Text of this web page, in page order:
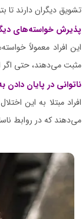
تشویق دیگران دارند تا
پذیرش خواسته‌های
این افراد معمولاً
مثبت می‌دهند، حتی اگر
ناتوانی در پایان دادن
افراد مبتلا به این
می‌دهند که در روابط